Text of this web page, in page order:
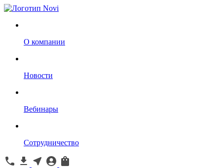
О компании
Новости
Вебинары
Сотрудничество